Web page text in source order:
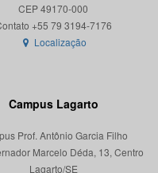
CEP 49170-000
Localização
Campus Lagarto
Prof. Antônio Garcia Filho
Marcelo Déda, 13, Centro
Lagarto/SE